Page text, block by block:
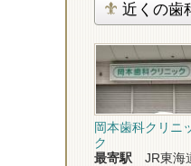
近くの歯
岡本歯科クリニ
ク
最寄駅 JR東海